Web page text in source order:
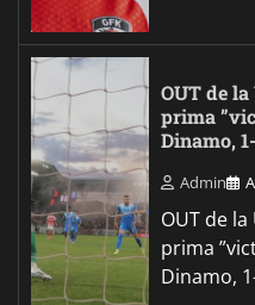
OUT de
prima
Dinamo,
Admin
OUT de
prima
Dinamo,